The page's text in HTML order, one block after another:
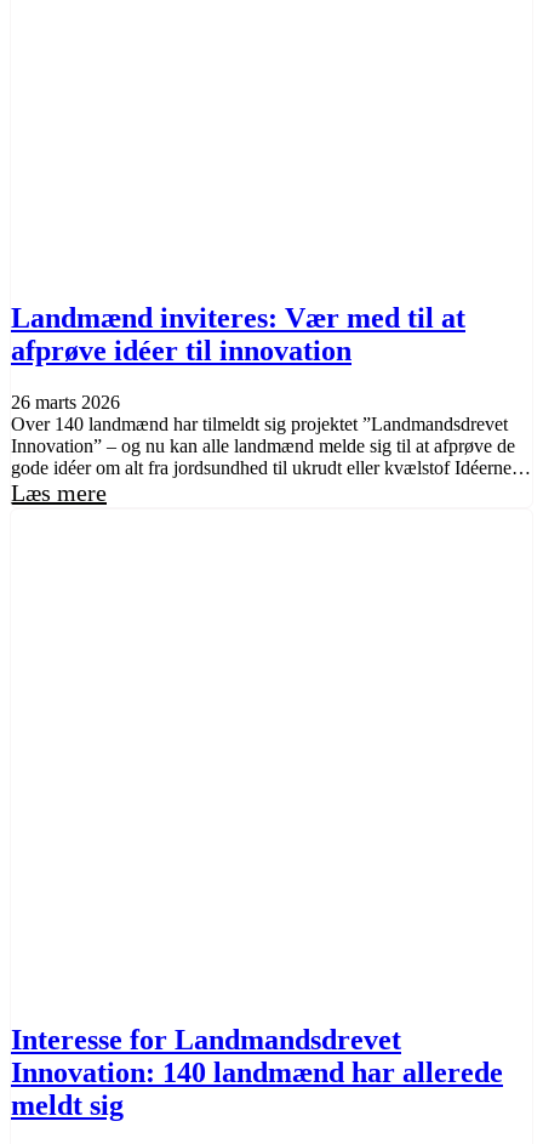
Landmænd inviteres: Vær med til at
afprøve idéer til innovation
26 marts 2026
Over 140 landmænd har tilmeldt sig projektet ”Landmandsdrevet
Innovation” – og nu kan alle landmænd melde sig til at afprøve de
gode idéer om alt fra jordsundhed til ukrudt eller kvælstof Idéerne…
Læs mere
Interesse for Landmandsdrevet
Innovation: 140 landmænd har allerede
meldt sig